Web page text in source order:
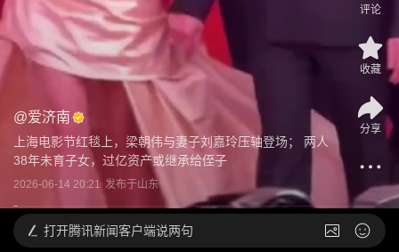
@爱济南
上海电影节红毯上，梁朝伟与妻子刘嘉玲压轴登场； 两人
38年未育子女，过亿资产或继承给侄子
2026-06-14 20:21 发布于山东
评论
收藏
分享
打开腾讯新闻客户端说两句